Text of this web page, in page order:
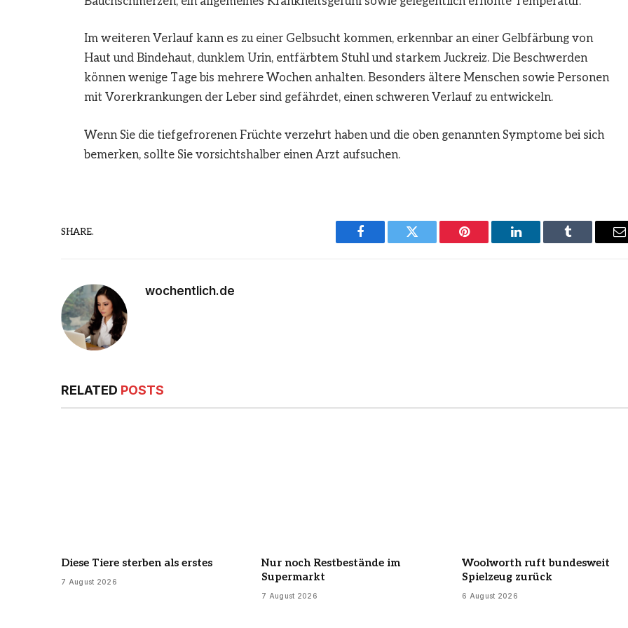
Im weiteren Verlauf kann es zu einer Gelbsucht kommen, erkennbar an einer Gelbfärbung von
Haut und Bindehaut, dunklem Urin, entfärbtem Stuhl und starkem Juckreiz. Die Beschwerden
können wenige Tage bis mehrere Wochen anhalten. Besonders ältere Menschen sowie Personen
mit Vorerkrankungen der Leber sind gefährdet, einen schweren Verlauf zu entwickeln.
Wenn Sie die tiefgefrorenen Früchte verzehrt haben und die oben genannten Symptome bei sich
bemerken, sollte Sie vorsichtshalber einen Arzt aufsuchen.
SHARE.
Facebook Twitter Pinterest LinkedIn Tumblr
wochentlich.de
RELATED POSTS
Diese Tiere sterben als erstes
7 August 2026
Nur noch Restbestände im
Supermarkt
7 August 2026
Woolworth ruft bundesweit
Spielzeug zurück
6 August 2026